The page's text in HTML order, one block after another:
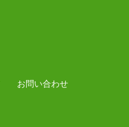
お問い合わせ